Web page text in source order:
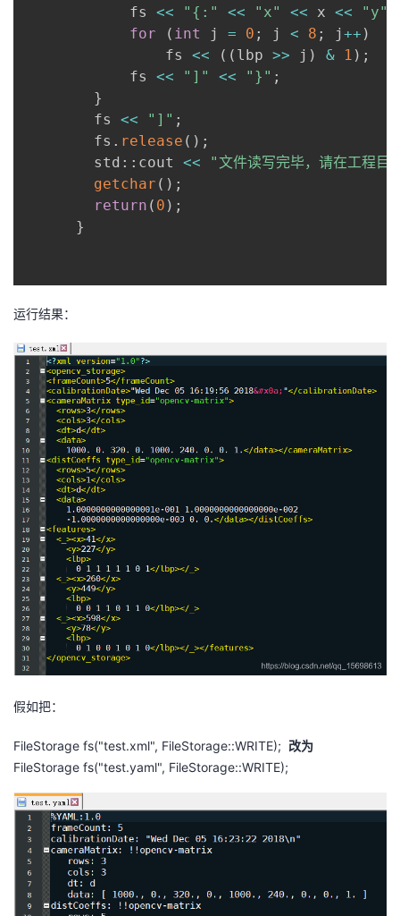
      		fs
<< "{:" << "x" << x << "y"
for
( int j = 0 ; j < 8 ; j ++ )
      			fs
<< ( ( lbp >> j ) & 1 ) ;
      		fs
<< "]" << "}" ;
}
      	fs
<< "]" ;
      	fs
. release ( ) ;
     	std
:: cout <<
"文件读写完毕，请在工程目
getchar ( ) ;
return ( 0 ) ;
}
运行结果：
假如把：
FileStorage fs("test.xml", FileStorage::WRITE); 改为
FileStorage fs("test.yaml", FileStorage::WRITE);